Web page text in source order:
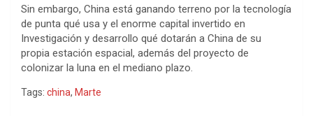
Sin embargo, China está ganando terreno por la tecnología
de punta qué usa y el enorme capital invertido en
Investigación y desarrollo qué dotarán a China de su
propia estación espacial, además del proyecto de
colonizar la luna en el mediano plazo.
Tags: china, Marte